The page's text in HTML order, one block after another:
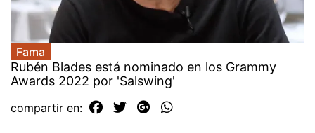
Fama
Rubén Blades está nominado en los Grammy
Awards 2022 por 'Salswing'
compartir en: